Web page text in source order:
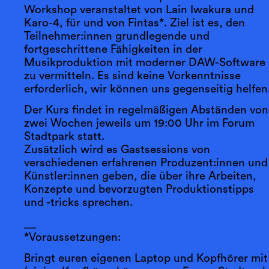
Workshop veranstaltet von Lain Iwakura und
Karo-4, für und von Fintas*. Ziel ist es, den
Teilnehmer:innen grundlegende und
fortgeschrittene Fähigkeiten in der
Musikproduktion mit moderner DAW-Software
zu vermitteln. Es sind keine Vorkenntnisse
erforderlich, wir können uns gegenseitig
Der Kurs findet in regelmäßigen Abständen von
zwei Wochen jeweils um 19:00 Uhr im Forum
Stadtpark statt.
Zusätzlich wird es Gastsessions von
verschiedenen erfahrenen Produzent:innen und
Künstler:innen geben, die über ihre Arbeiten,
Konzepte und bevorzugten Produktionstipps
und -tricks sprechen.
*Voraussetzungen:
Bringt euren eigenen Laptop und Kopfhörer mit